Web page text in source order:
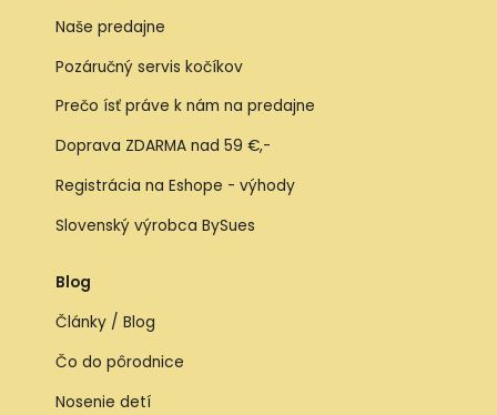
Naše predajne
Pozáručný servis kočíkov
Prečo ísť práve k nám na predajne
Doprava ZDARMA nad 59 €,-
Registrácia na Eshope - výhody
Slovenský výrobca BySues
Blog
Články / Blog
Čo do pôrodnice
Nosenie detí